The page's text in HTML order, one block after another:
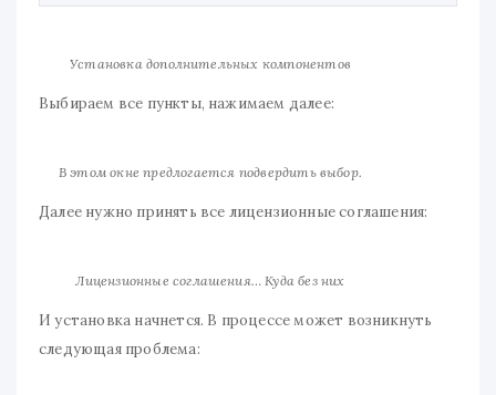
Установка дополнительных компонентов
Выбираем все пункты, нажимаем далее:
В этом окне предлогается подвердить выбор.
Далее нужно принять все лицензионные соглашения:
Лицензионные соглашения… Куда без них
И установка начнется. В процессе может возникнуть
следующая проблема: